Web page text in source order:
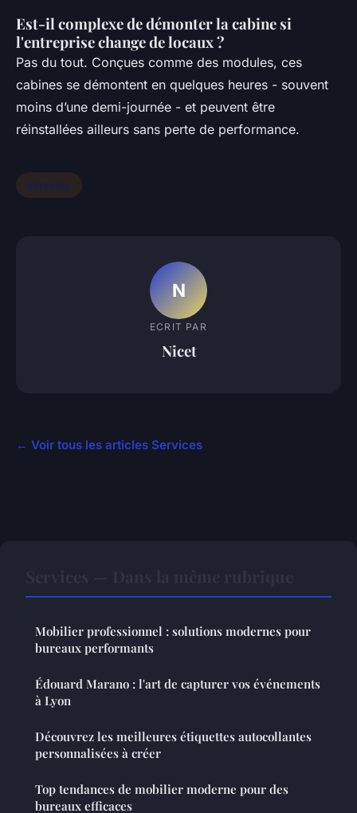
Est-il complexe de démonter la cabine si
l'entreprise change de locaux ?
Pas du tout. Conçues comme des modules, ces
cabines se démontent en quelques heures - souvent
moins d’une demi-journée - et peuvent être
réinstallées ailleurs sans perte de performance.
services
N
ECRIT PAR
Nicet
← Voir tous les articles Services
Mobilier professionnel : solutions modernes pour
bureaux performants
Édouard Marano : l'art de capturer vos événements
à Lyon
Découvrez les meilleures étiquettes autocollantes
personnalisées à créer
Top tendances de mobilier moderne pour des
bureaux efficaces